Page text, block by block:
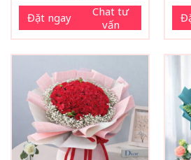
Đặt ngay
Chat tư
vấn